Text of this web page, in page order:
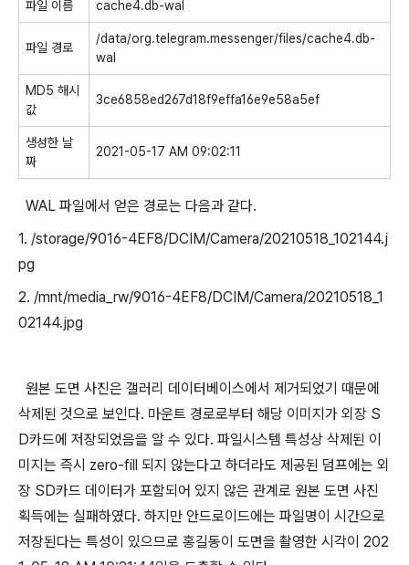
파일 이름 cache4.db-wal
파일 경로
/data/org.telegram.messenger/files/cache4.db-
wal
MD5 해시
값
3ce6858ed267d18f9effa16e9e58a5ef
생성한 날
짜
2021-05-17 AM 09:02:11
WAL 파일에서 얻은 경로는 다음과 같다.
1. /storage/9016-4EF8/DCIM/Camera/20210518_102144.j
pg
2. /mnt/media_rw/9016-4EF8/DCIM/Camera/20210518_1
02144.jpg
원본 도면 사진은 갤러리 데이터베이스에서 제거되었기 때문에
삭제된 것으로 보인다. 마운트 경로로부터 해당 이미지가 외장 S
D카드에 저장되었음을 알 수 있다. 파일시스템 특성상 삭제된 이
미지는 즉시 zero-fill 되지 않는다고 하더라도 제공된 덤프에는 외
장 SD카드 데이터가 포함되어 있지 않은 관계로 원본 도면 사진
획득에는 실패하였다. 하지만 안드로이드에는 파일명이 시간으로
저장된다는 특성이 있으므로 홍길동이 도면을 촬영한 시각이 202